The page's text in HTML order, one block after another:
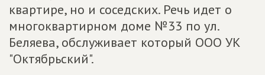
квартире, но и соседских. Речь идет о
многоквартирном доме №33 по ул.
Беляева, обслуживает который ООО УК
"Октябрьский".